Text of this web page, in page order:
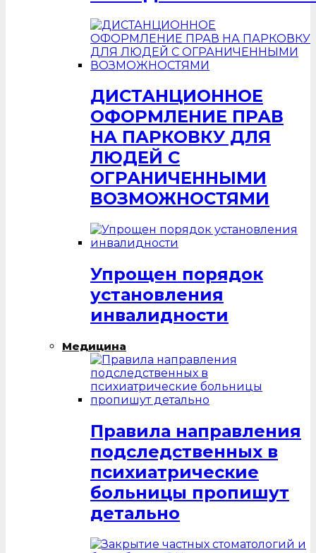
ДИСТАНЦИОННОЕ
ОФОРМЛЕНИЕ ПРАВ
НА ПАРКОВКУ ДЛЯ
ЛЮДЕЙ С
ОГРАНИЧЕННЫМИ
ВОЗМОЖНОСТЯМИ
Упрощен порядок
установления
инвалидности
Медицина
Правила направления
подследственных в
психиатрические
больницы пропишут
детально